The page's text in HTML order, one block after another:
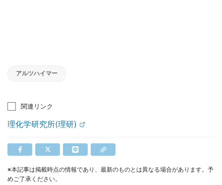
アルツハイマー
関連リンク
理化学研究所(理研)
※本記事は掲載時点の情報であり、最新のものとは異なる場合があります。予
めご了承ください。